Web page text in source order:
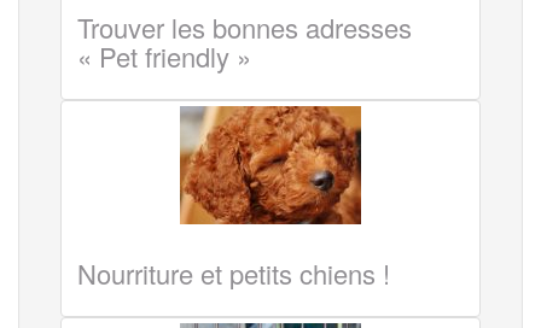
Trouver les bonnes adresses
« Pet friendly »
Nourriture et petits chiens !